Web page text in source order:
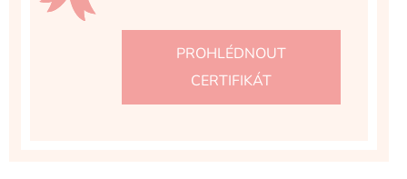
PROHLÉDNOUT
CERTIFIKÁT